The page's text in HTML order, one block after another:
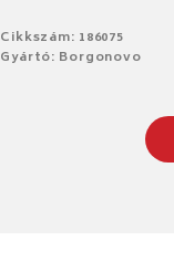
Cikkszám: 186075
Gyártó: Borgonovo